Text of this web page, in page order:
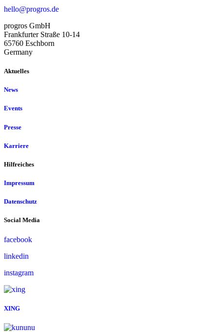
hello@progros.de
progros GmbH
Frankfurter Straße 10-14
65760 Eschborn
Germany
Aktuelles
News
Events
Presse
Karriere
Hilfreiches
Impressum
Datenschutz
Social Media
facebook
linkedin
instagram
XING